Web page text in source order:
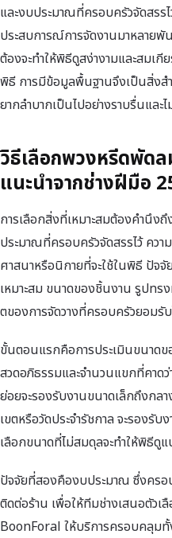
และงบประมาณที่ครอบครัวจัดสร
ประสบการณ์การจัดงานมาหลายพั
ต้องจะทำให้พิธีดูสง่างามและสมเ
พิธี การมีข้อมูลพื้นฐานจึงเป็นสิ่งส
ยากลำบากเป็นไปอย่างราบรื่นและ
วิธีเลือกพวงหรีดพัด
แนะนำจากช่างฝีมือ
การเลือกสิ่งที่เหมาะสมต้องคำนึง
ประมาณที่ครอบครัวจัดสรรไว้ ควา
ศาสนาหรือนิกายที่จะใช้ในพิธี ปัจ
เหมาะสม ขนาดของชิ้นงาน รูปทร
ตของการจัดวางที่ครอบครัวยอมรั
ขั้นตอนแรกคือการประเมินขนาด
สวดอภิธรรมและจำนวนแขกที่คาด
ย่อยจะรองรับงานขนาดเล็กถึงกล
เขตหรือวัดประจำรัชกาล จะรองรั
เลือกขนาดที่ไม่สมดุลจะทำให้พิธีดูแ
ปัจจัยที่สองคืองบประมาณ ซึ่งคร
ติดต่อร้าน เพื่อให้ทีมช่างเสนอตัวเ
BoonForal ให้บริการครอบคลุม